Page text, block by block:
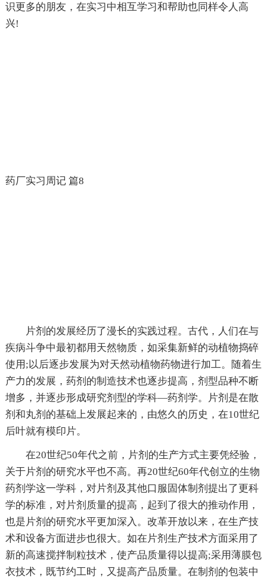
识更多的朋友，在实习中相互学习和帮助也同样令人高
兴!
药厂实习周记 篇8
片剂的发展经历了漫长的实践过程。古代，人们在与
疾病斗争中最初都用天然物质，如采集新鲜的动植物捣碎
使用;以后逐步发展为对天然动植物药物进行加工。随着生
产力的发展，药剂的制造技术也逐步提高，剂型品种不断
增多，并逐步形成研究剂型的学科—药剂学。片剂是在散
剂和丸剂的基础上发展起来的，由悠久的历史，在10世纪
后叶就有模印片。
在20世纪50年代之前，片剂的生产方式主要凭经验，
关于片剂的研究水平也不高。再20世纪60年代创立的生物
药剂学这一学科，对片剂及其他口服固体制剂提出了更科
学的标准，对片剂质量的提高，起到了很大的推动作用，
也是片剂的研究水平更加深入。改革开放以来，在生产技
术和设备方面进步也很大。如在片剂生产技术方面采用了
新的高速搅拌制粒技术，使产品质量得以提高;采用薄膜包
衣技术，既节约工时，又提高产品质量。在制剂的包装中